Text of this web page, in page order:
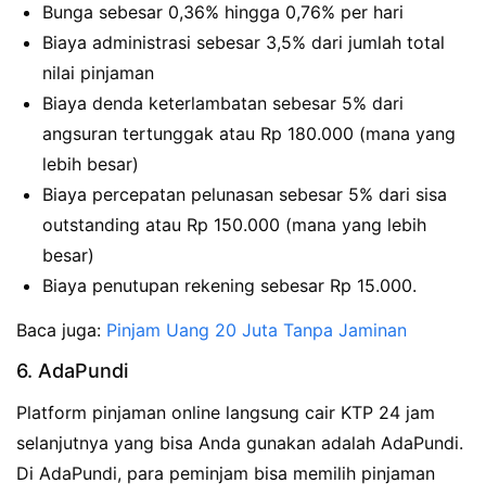
Bunga sebesar 0,36% hingga 0,76% per hari
Biaya administrasi sebesar 3,5% dari jumlah total
nilai pinjaman
Biaya denda keterlambatan sebesar 5% dari
angsuran tertunggak atau Rp 180.000 (mana yang
lebih besar)
Biaya percepatan pelunasan sebesar 5% dari sisa
outstanding atau Rp 150.000 (mana yang lebih
besar)
Biaya penutupan rekening sebesar Rp 15.000.
Baca juga: Pinjam Uang 20 Juta Tanpa Jaminan
6. AdaPundi
Platform pinjaman online langsung cair KTP 24 jam
selanjutnya yang bisa Anda gunakan adalah AdaPundi.
Di AdaPundi, para peminjam bisa memilih pinjaman